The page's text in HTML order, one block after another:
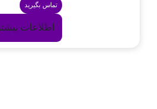
تماس بگیرید
اطلاعات بیشتر